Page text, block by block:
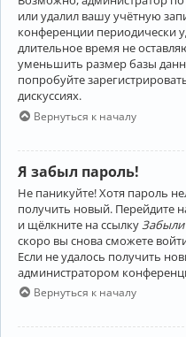
или удалил вашу учётную
конференции периодически
длительное время не
уменьшить размер базы
попробуйте
дискуссиях.
Вернуться к началу
Я забыл пароль!
Не паникуйте! Хотя пароль
получить новый. Перейдите
и щёлкните на ссылку
скоро вы снова сможете
Если не удалось получить
администратором
Вернуться к началу